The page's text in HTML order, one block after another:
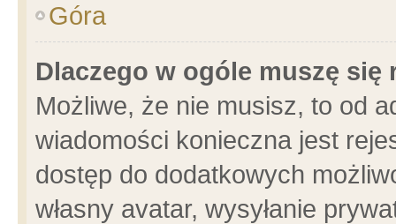
Góra
Dlaczego w ogóle muszę się
Możliwe, że nie musisz, to od
wiadomości konieczna jest
dostęp do dodatkowych
własny avatar, wysyłanie